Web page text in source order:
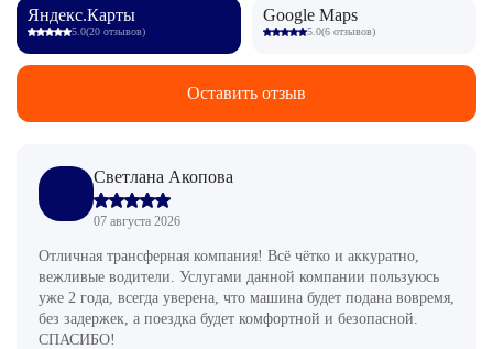
Яндекс.Карты
5.0(20 отзывов)
Google Maps
5.0(6 отзывов)
Оставить отзыв
Светлана Акопова
07 августа 2026
Отличная трансферная компания! Всё чётко и аккуратно,
вежливые водители. Услугами данной компании пользуюсь
уже 2 года, всегда уверена, что машина будет подана вовремя,
без задержек, а поездка будет комфортной и безопасной.
СПАСИБО!